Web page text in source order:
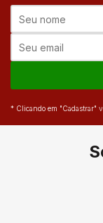
* Clicando em "Cadastrar"